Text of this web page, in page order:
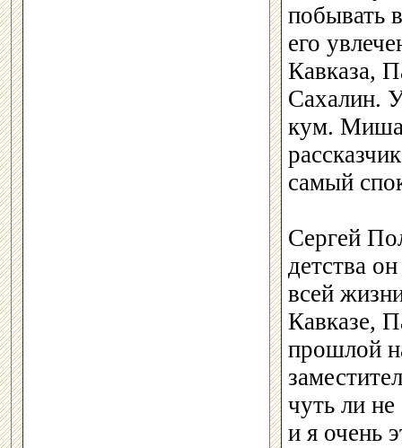
побывать
его
Кавказа,
Сахалин.
кум. Миша
самый
Сергей
детства
всей
Кавказе,
прошлой
чуть ли
и я очень